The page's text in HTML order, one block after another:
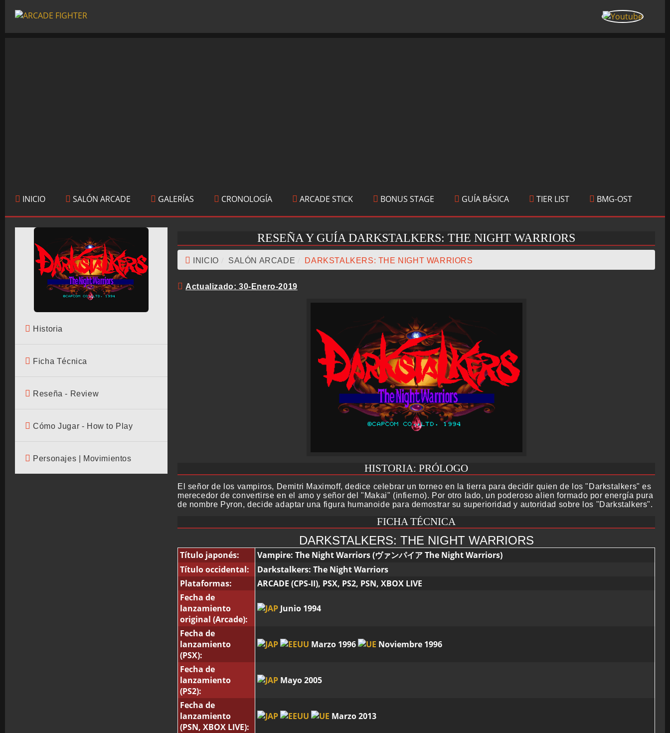
INICIO SALÓN ARCADE GALERÍAS CRONOLOGÍA ARCADE STICK BONUS STAGE GUÍA BÁSICA TIER LIST BMG-OST
Historia
Ficha Técnica
Reseña - Review
Cómo Jugar - How to Play
Personajes | Movimientos
RESEÑA Y GUÍA DARKSTALKERS: THE NIGHT WARRIORS
INICIO SALÓN ARCADE DARKSTALKERS: THE NIGHT WARRIORS
Actualizado: 30-Enero-2019
HISTORIA: PRÓLOGO
El señor de los vampiros, Demitri Maximoff, dedice celebrar un torneo en la tierra para decidir quien de los "Darkstalkers" es
merecedor de convertirse en el amo y señor del "Makai" (infierno). Por otro lado, un poderoso alien formado por energía pura
de nombre Pyron, decide adaptar una figura humanoide para demostrar su superioridad y autoridad sobre los "Darkstalkers".
FICHA TÉCNICA
DARKSTALKERS: THE NIGHT WARRIORS
Título japonés:
Vampire: The Night Warriors (ヴァンパイア The Night Warriors)
Título occidental:
Darkstalkers: The Night Warriors
Plataformas:
ARCADE (CPS-II), PSX, PS2, PSN, XBOX LIVE
Fecha de
lanzamiento
original (Arcade):
Junio 1994
Fecha de
lanzamiento
(PSX):
Marzo 1996 Noviembre 1996
Fecha de
lanzamiento
(PS2):
Mayo 2005
Fecha de
lanzamiento
(PSN, XBOX LIVE):
Marzo 2013